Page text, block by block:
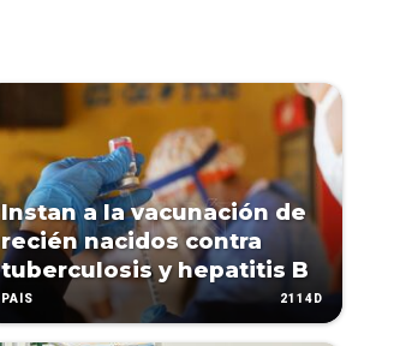
Instan a la vacunación de
recién nacidos contra
tuberculosis y hepatitis B
PAÍS 2114D